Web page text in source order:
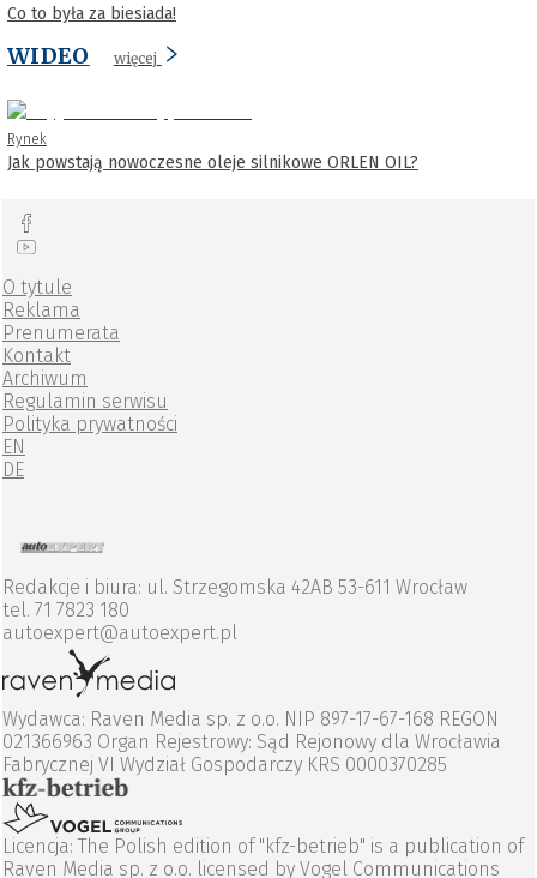
Co to była za biesiada!
WIDEO więcej
Rynek
Jak powstają nowoczesne oleje silnikowe ORLEN OIL?
O tytule
Reklama
Prenumerata
Kontakt
Archiwum
Regulamin serwisu
Polityka prywatności
EN
DE
Redakcje i biura: ul. Strzegomska 42AB 53-611 Wrocław
tel. 71 7823 180
autoexpert@autoexpert.pl
Wydawca: Raven Media sp. z o.o. NIP 897-17-67-168 REGON
021366963 Organ Rejestrowy: Sąd Rejonowy dla Wrocławia
Fabrycznej VI Wydział Gospodarczy KRS 0000370285
Licencja: The Polish edition of "kfz-betrieb" is a publication of
Raven Media sp. z o.o. licensed by Vogel Communications